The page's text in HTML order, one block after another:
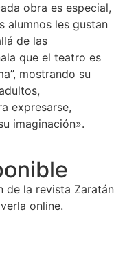
obra es especial,
alumnos les gustan
de las
que el teatro es
mostrando su
expresarse,
imaginación».
de la revista Zaratán
online.